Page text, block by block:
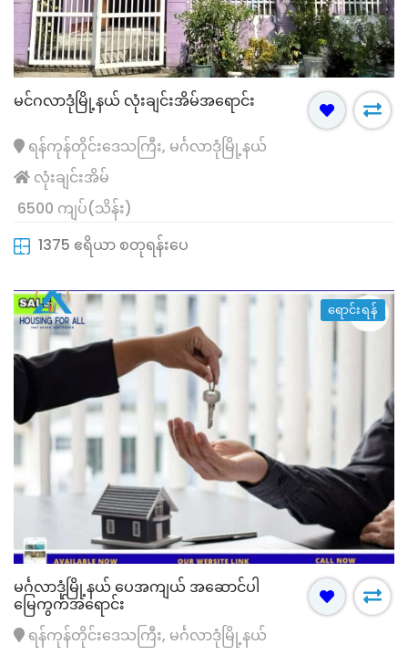
မင်ဂလာဒုံမြို့နယ် လုံးချင်းအိမ်အရောင်း
ရန်ကုန်တိုင်းဒေသကြီး, မင်္ဂလာဒုံမြို့နယ်
လုံးချင်းအိမ်
6500 ကျပ်(သိန်း)
1375 ဧရိယာ စတုရန်းပေ
ရောင်းရန်
မင်္ဂလာဒုံမြို့နယ် ပေအကျယ် အဆောင်ပါ
မြေကွက်အရောင်း
ရန်ကုန်တိုင်းဒေသကြီး, မင်္ဂလာဒုံမြို့နယ်